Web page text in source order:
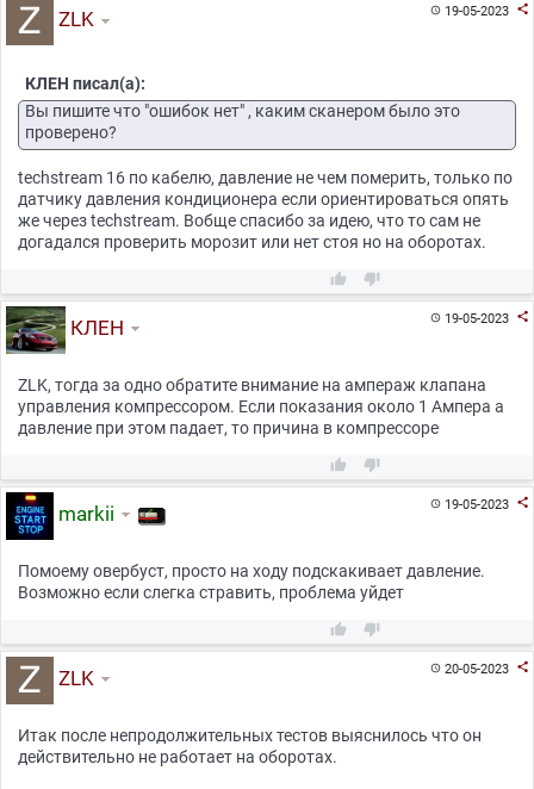
19-05-2023 
ZLK
КЛЕН писал(а):
Вы пишите что "ошибок нет" , каким сканером было это
проверено?
techstream 16 по кабелю, давление не чем померить, только по
датчику давления кондиционера если ориентироваться опять
же через techstream. Вобще спасибо за идею, что то сам не
догадался проверить морозит или нет стоя но на оборотах.
 
19-05-2023 
КЛЕН
ZLK, тогда за одно обратите внимание на ампераж клапана
управления компрессором. Если показания около 1 Ампера а
давление при этом падает, то причина в компрессоре
 
19-05-2023 
markii
Помоему овербуст, просто на ходу подскакивает давление.
Возможно если слегка стравить, проблема уйдет
 
20-05-2023 
ZLK
Итак после непродолжительных тестов выяснилось что он
действительно не работает на оборотах.